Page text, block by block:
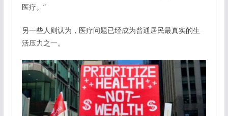
医疗。”
另一些人则认为，医疗问题已经成为普通居民最真实的生
活压力之一。